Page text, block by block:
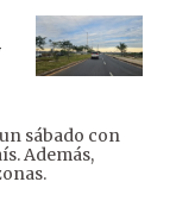
sábado con
Además,